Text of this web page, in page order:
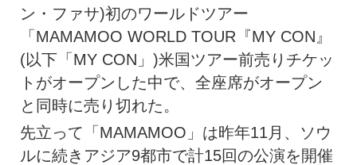
ン・ファサ)初のワールドツアー
「MAMAMOO WORLD TOUR『MY CON』
(以下「MY CON」)米国ツアー前売りチケッ
トがオープンした中で、全座席がオープン
と同時に売り切れた。
先立って「MAMAMOO」は昨年11月、ソウ
ルに続きアジア9都市で計15回の公演を開催